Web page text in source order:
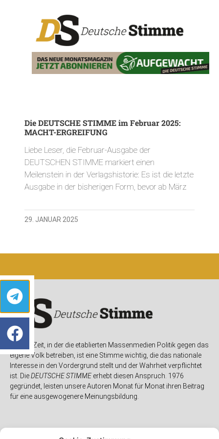
Die DEUTSCHE STIMME im Februar 2025:
MACHT-ERGREIFUNG
Liebe Leser, die Februar-Ausgabe der
DEUTSCHEN STIMME markiert einen
Meilenstein in der Verlagshistorie: Es ist die letzte
Ausgabe in der bisherigen Form, bevor ab März
29. JANUAR 2025
In einer Zeit, in der die etablierten Massenmedien Politik gegen das
eigene Volk betreiben, ist eine Stimme wichtig, die das nationale
Interesse in den Vordergrund stellt und der Wahrheit verpflichtet
ist. DieDEUTSCHE STIMMEerhebt diesen Anspruch. 1976
gegründet, leisten unsere Autoren Monat für Monat ihren Beitrag
für eine ausgewogenere Meinungsbildung.